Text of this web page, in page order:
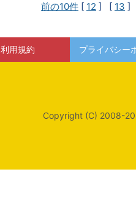
前の10件 [ 12 ] [ 13 ]
利用規約 プライバシー
Copyright (C) 2008-